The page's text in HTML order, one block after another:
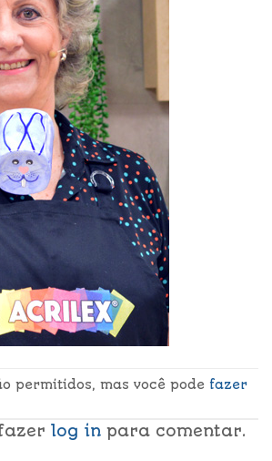
permitidos, mas você pode fazer
log in para comentar.